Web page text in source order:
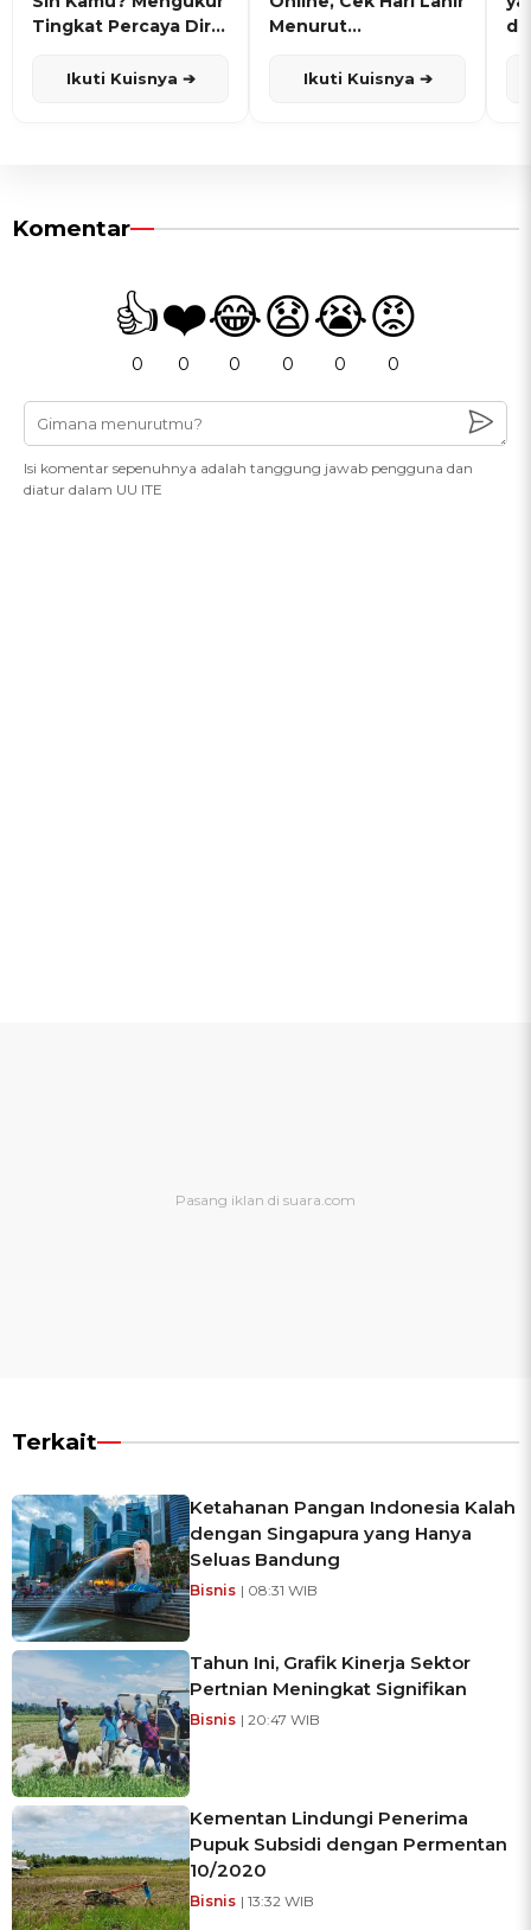
Tingkat Percaya Diri
Ikuti Kuisnya ➔
Menurut
Ikuti Kuisnya ➔
Komentar
👍
0
❤️
0
😂
0
😧
0
😭
0
😡
0
Isi komentar sepenuhnya adalah tanggung jawab pengguna dan
diatur dalam UU ITE
Terkait
Ketahanan Pangan Indonesia Kalah
dengan Singapura yang Hanya
Seluas Bandung
Bisnis | 08:31 WIB
Tahun Ini, Grafik Kinerja Sektor
Pertnian Meningkat Signifikan
Bisnis | 20:47 WIB
Kementan Lindungi Penerima
Pupuk Subsidi dengan Permentan
10/2020
Bisnis | 13:32 WIB